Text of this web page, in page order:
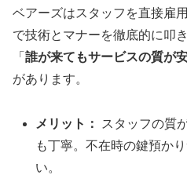
ベアーズはスタッフを直接雇
で技術とマナーを徹底的に叩
「 誰が来てもサービスの質が
があります。
メリット：
スタッフの質
も丁寧。不在時の鍵預か
い。